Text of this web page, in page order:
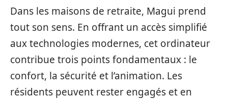
Dans les maisons de retraite, Magui prend
tout son sens. En offrant un accès simplifié
aux technologies modernes, cet ordinateur
contribue trois points fondamentaux : le
confort, la sécurité et l’animation. Les
résidents peuvent rester engagés et en